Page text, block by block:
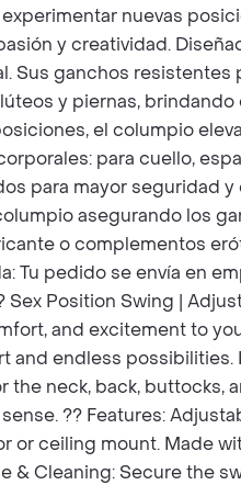
nuevas
y creatividad.
Sus ganchos
y piernas,
el columpio
para cuello,
para mayor seguridad
asegurando los
o complementos
Tu pedido se envía en
Sex Position Swing |
and excitement to
and endless
the neck, back, buttocks,
?? Features:
or ceiling mount. Made
& Cleaning: Secure the